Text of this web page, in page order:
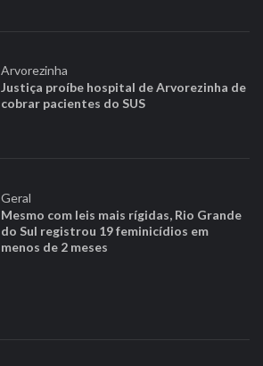
Arvorezinha
Justiça proíbe hospital de Arvorezinha de
cobrar pacientes do SUS
Geral
Mesmo com leis mais rígidas, Rio Grande
do Sul registrou 19 feminicídios em
menos de 2 meses